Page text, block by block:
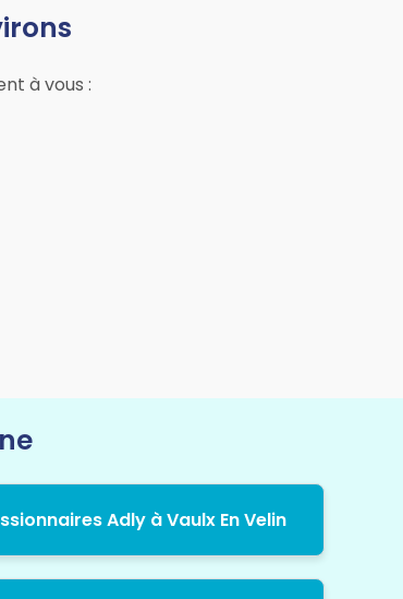
à vous :
Adly à Vaulx En Velin